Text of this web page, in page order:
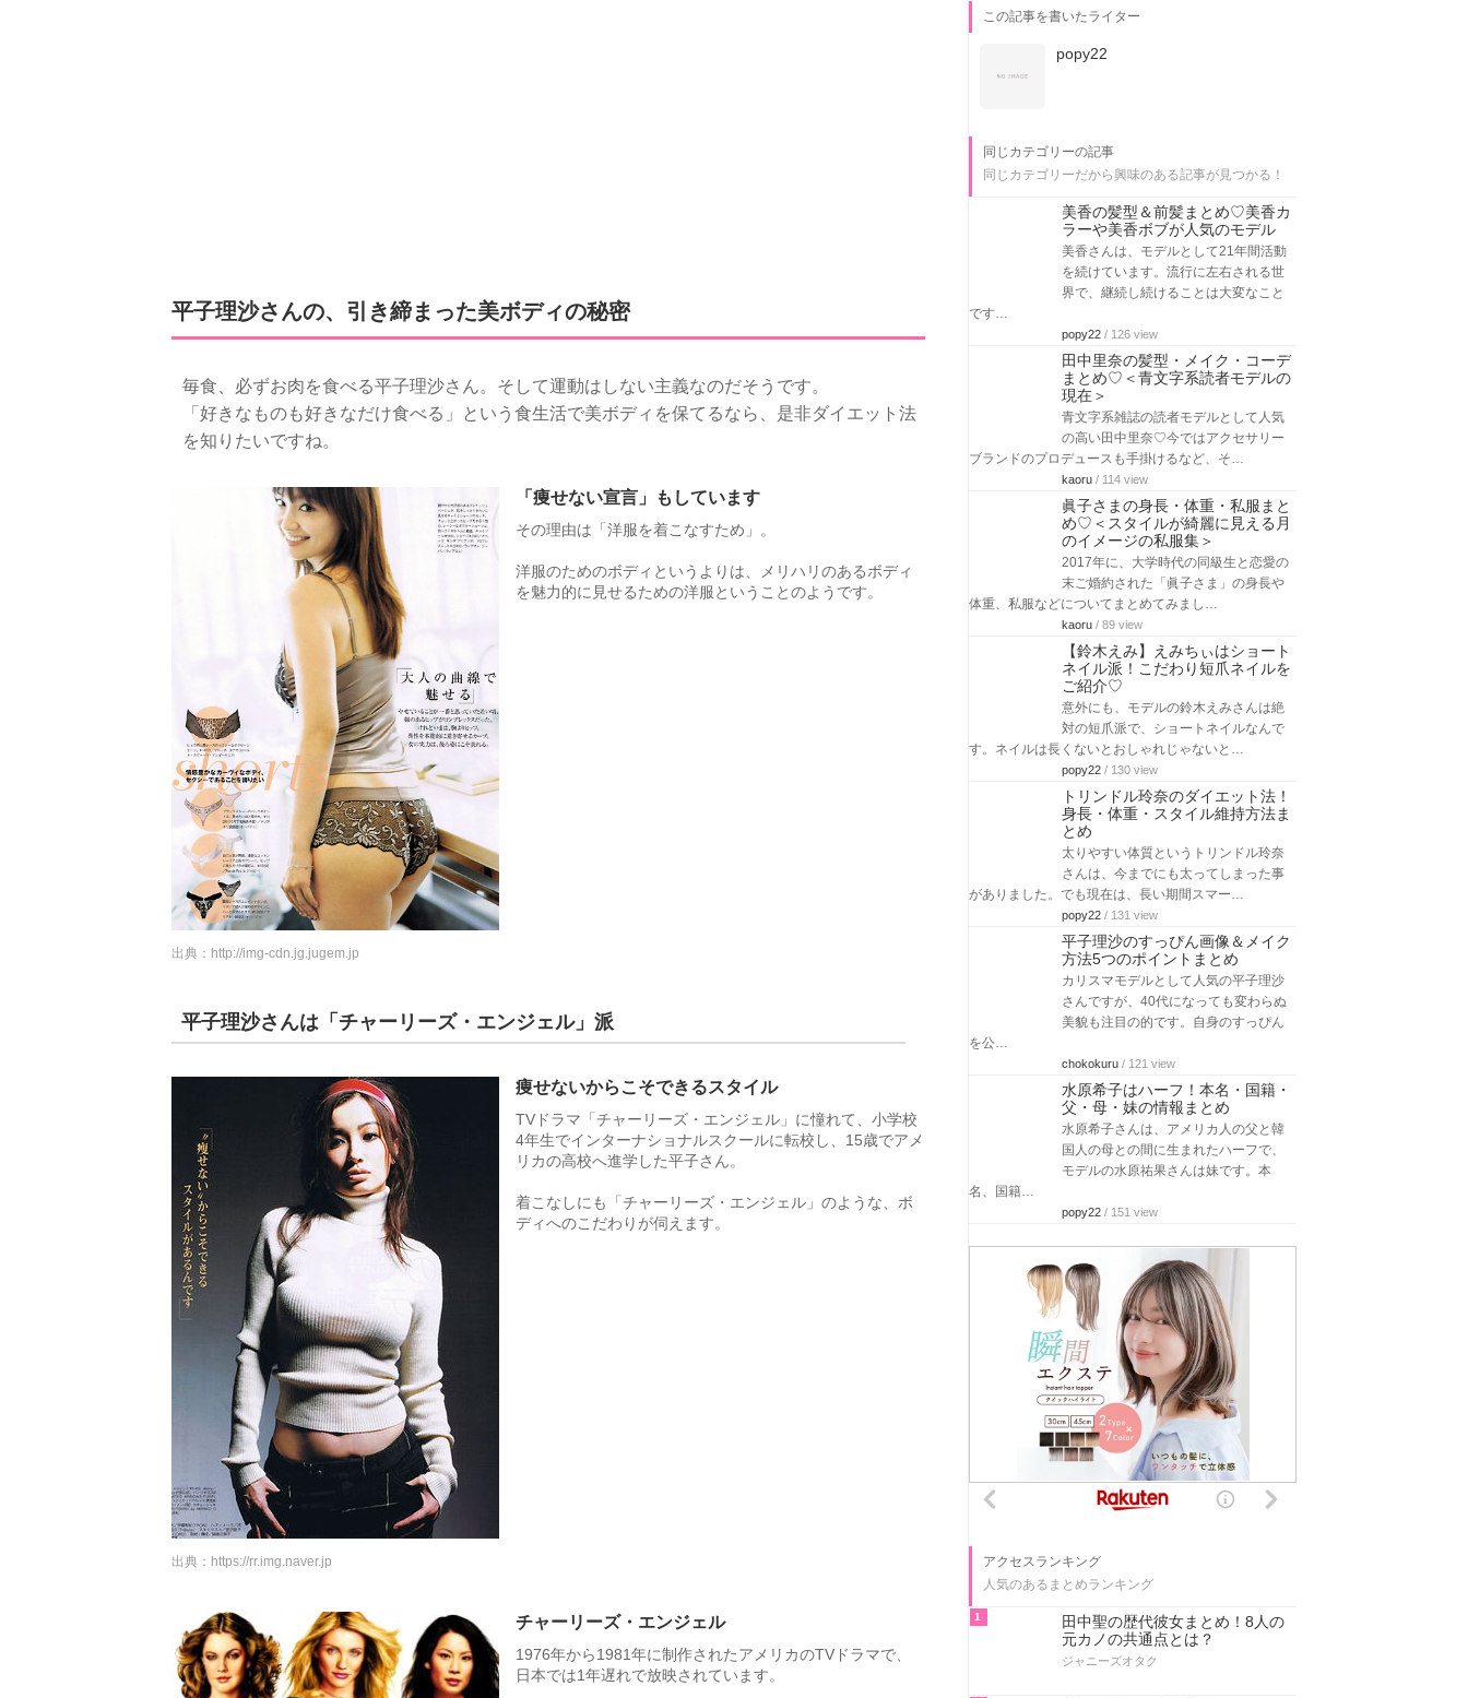
平子理沙さんの、引き締まった美ボディの秘密
毎食、必ずお肉を食べる平子理沙さん。そして運動はしない主義なのだそうです。
「好きなものも好きなだけ食べる」という食生活で美ボディを保てるなら、是非ダイエット法
を知りたいですね。
「痩せない宣言」もしています
その理由は「洋服を着こなすため」。
洋服のためのボディというよりは、メリハリのあるボディ
を魅力的に見せるための洋服ということのようです。
出典： http://img-cdn.jg.jugem.jp
平子理沙さんは「チャーリーズ・エンジェル」派
痩せないからこそできるスタイル
TVドラマ「チャーリーズ・エンジェル」に憧れて、小学校
4年生でインターナショナルスクールに転校し、15歳でアメ
リカの高校へ進学した平子さん。
着こなしにも「チャーリーズ・エンジェル」のような、ボ
ディへのこだわりが伺えます。
出典： https://rr.img.naver.jp
チャーリーズ・エンジェル
1976年から1981年に制作されたアメリカのTVドラマで、
日本では1年遅れで放映されています。
この記事を書いたライター
popy22
同じカテゴリーの記事
同じカテゴリーだから興味のある記事が見つかる！
美香の髪型＆前髪まとめ♡美香カ
ラーや美香ボブが人気のモデル
美香さんは、モデルとして21年間活動
を続けています。流行に左右される世
界で、継続し続けることは大変なこと
です…
popy22 / 126 view
田中里奈の髪型・メイク・コーデ
まとめ♡＜青文字系読者モデルの
現在＞
青文字系雑誌の読者モデルとして人気
の高い田中里奈♡今ではアクセサリー
ブランドのプロデュースも手掛けるなど、そ…
kaoru / 114 view
眞子さまの身長・体重・私服まと
め♡＜スタイルが綺麗に見える月
のイメージの私服集＞
2017年に、大学時代の同級生と恋愛の
末ご婚約された「眞子さま」の身長や
体重、私服などについてまとめてみまし…
kaoru / 89 view
【鈴木えみ】えみちぃはショート
ネイル派！こだわり短爪ネイルを
ご紹介♡
意外にも、モデルの鈴木えみさんは絶
対の短爪派で、ショートネイルなんで
す。ネイルは長くないとおしゃれじゃないと…
popy22 / 130 view
トリンドル玲奈のダイエット法！
身長・体重・スタイル維持方法ま
とめ
太りやすい体質というトリンドル玲奈
さんは、今までにも太ってしまった事
がありました。でも現在は、長い期間スマー…
popy22 / 131 view
平子理沙のすっぴん画像＆メイク
方法5つのポイントまとめ
カリスマモデルとして人気の平子理沙
さんですが、40代になっても変わらぬ
美貌も注目の的です。自身のすっぴん
を公…
chokokuru / 121 view
水原希子はハーフ！本名・国籍・
父・母・妹の情報まとめ
水原希子さんは、アメリカ人の父と韓
国人の母との間に生まれたハーフで、
モデルの水原祐果さんは妹です。本
名、国籍…
popy22 / 151 view
アクセスランキング
人気のあるまとめランキング
1
田中聖の歴代彼女まとめ！8人の
元カノの共通点とは？
ジャニーズオタク